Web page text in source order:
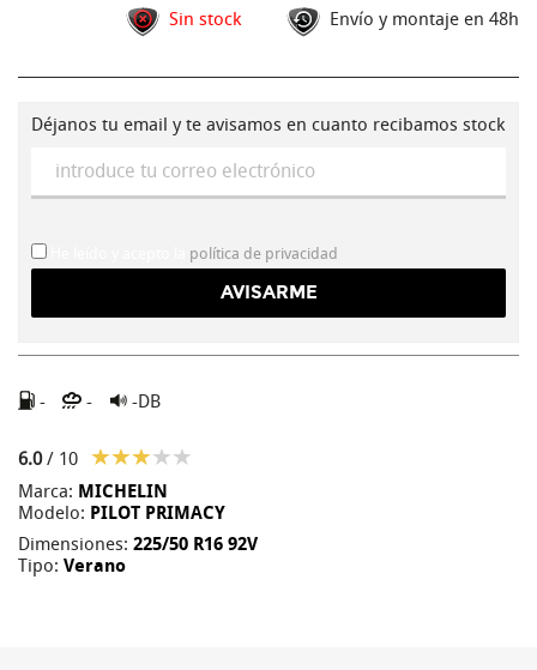
Sin stock Envío y montaje en 48h
Déjanos tu email y te avisamos en cuanto recibamos stock
política de privacidad
- - -DB
6.0/ 10
Marca: MICHELIN
Modelo: PILOT PRIMACY
Dimensiones: 225/50 R16 92V
Tipo: Verano